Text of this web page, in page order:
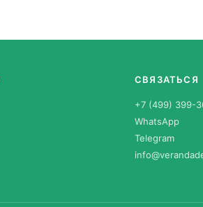
СВЯЗАТЬСЯ
+7 (499) 399-
WhatsApp
Telegram